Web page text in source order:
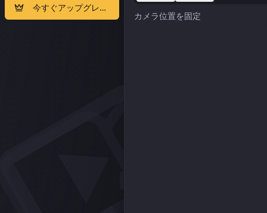
今すぐアップグレード
カメラ位置を固定